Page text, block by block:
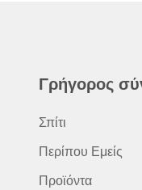
Γρήγορος
Σπίτι
Περίπου Εμείς
Προϊόντα